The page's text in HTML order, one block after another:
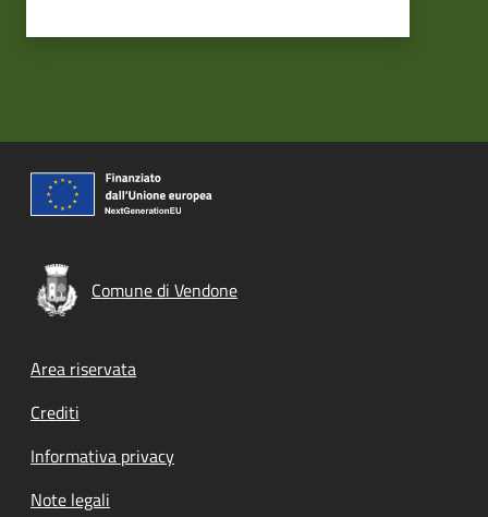
Comune di Vendone
Footer menu
Area riservata
Crediti
Informativa privacy
Note legali